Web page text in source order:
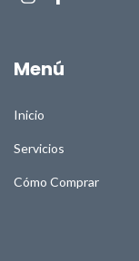
Menú
Inicio
Servicios
Cómo Comprar